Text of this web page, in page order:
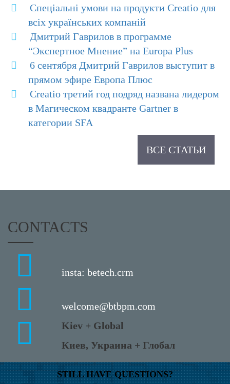
Cпеціальні умови на продукти Creatio для
всіх українських компаній
Дмитрий Гаврилов в программе
“Экспертное Мнение” на Europa Plus
6 сентября Дмитрий Гаврилов выступит в
прямом эфире Европа Плюс
Creatio третий год подряд названа лидером
в Магическом квадранте Gartner в
категории SFA
ВСЕ СТАТЬИ
CONTACTS
insta: betech.crm
welcome@btbpm.com
Kiev + Global
Киев, Украина + Глобал
STILL HAVE QUESTIONS?